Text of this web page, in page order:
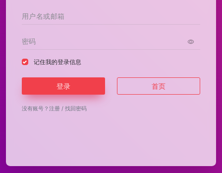
记住我的登录信息
登录 首页
没有账号？ 注册 / 找回密码